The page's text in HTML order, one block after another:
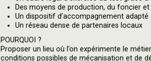
Des moyens de production, du foncier
Un dispositif d’accompagnement
Un réseau dense de partenaires locaux
POURQUOI ?
Proposer un lieu où l’on expérimente le
conditions possibles de mécanisation et de